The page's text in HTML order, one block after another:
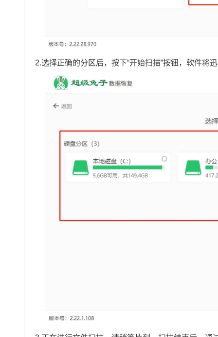
2.选择正确的分区后，按下“开始扫描”按钮，软件将